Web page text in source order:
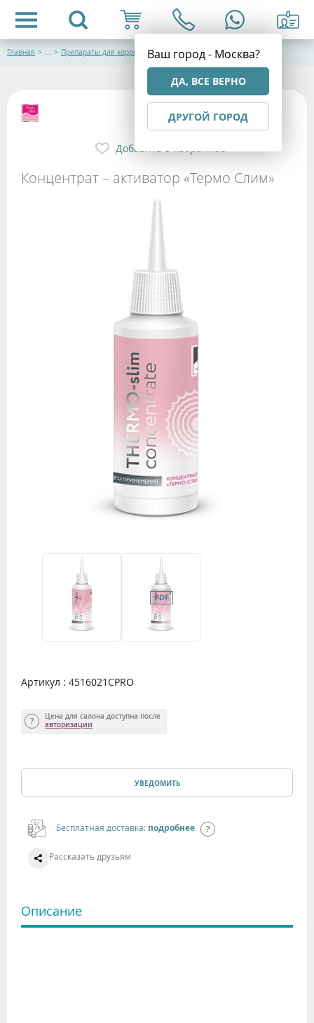
Ваш город - Москва?
ДА, ВСЕ ВЕРНО
ДРУГОЙ ГОРОД
Главная > ... > Препараты для коррекции фигуры Algologie
Концентрат – активатор «Термо Слим»
Добавить в избранное
Артикул : 4516021CPRO
Цена для салона доступна после
авторизации
УВЕДОМИТЬ
Бесплатная доставка: подробнее
Рассказать друзьям
Описание